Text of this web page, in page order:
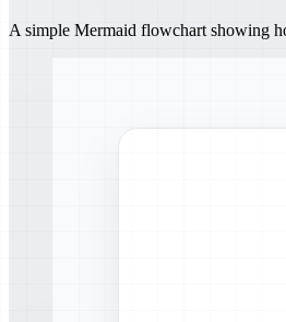
A simple Mermaid flowchart showing